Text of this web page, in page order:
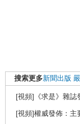
搜索更多新聞出版
[視頻]《求是》雜誌
[視頻]權威發佈：主